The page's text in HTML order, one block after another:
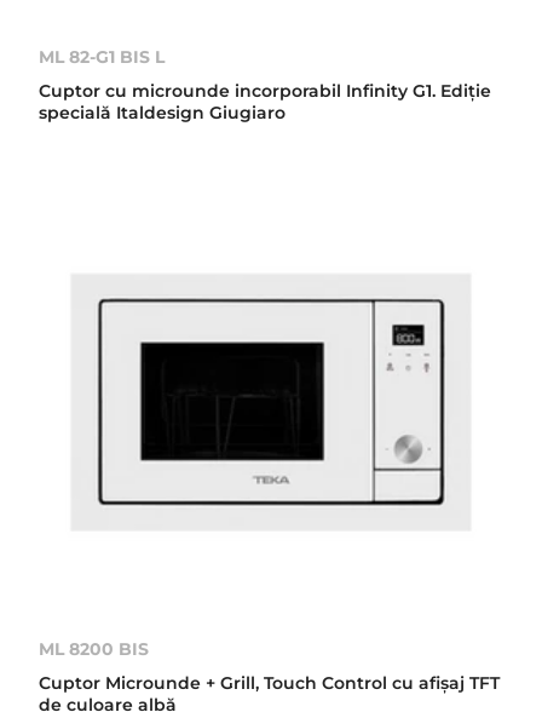
ML 82-G1 BIS L
Cuptor cu microunde incorporabil Infinity G1. Ediție
specială Italdesign Giugiaro
ML 8200 BIS
Cuptor Microunde + Grill, Touch Control cu afişaj TFT
de culoare albă